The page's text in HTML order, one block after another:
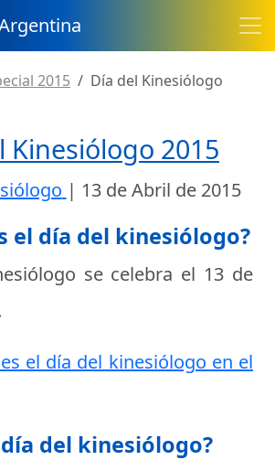
2015 Día del Kinesiólogo
Kinesiólogo 2015
| 13 de Abril de 2015
el día del kinesiólogo?
se celebra el 13 de
el día del kinesiólogo en el
del kinesiólogo?